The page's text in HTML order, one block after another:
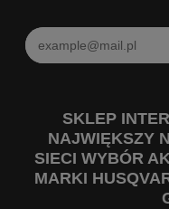
SKLEP
NAJWIĘKSZY
SIECI WYBÓR
MARKI